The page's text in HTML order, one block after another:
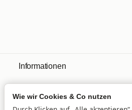
Informationen
Mehr über
Wie wir Cookies & Co nutzen